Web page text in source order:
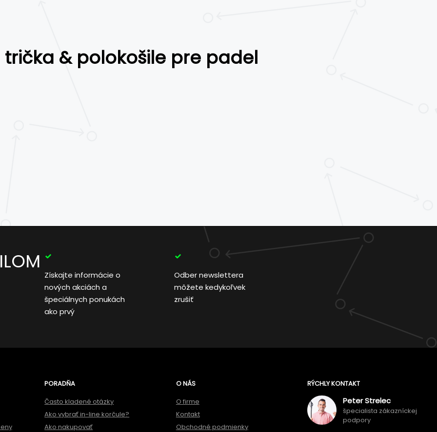
trička & polokošile pre padel
Získajte informácie o
nových akciách a
špeciálnych ponukách
ako prvý
Odber newslettera
môžete kedykoľvek
zrušiť
PORADŇA
Často kladené otázky
Ako vybrať in-line korčule?
Ako nakupovať
O NÁS
O firme
Kontakt
Obchodné podmienky
RÝCHLY KONTAKT
Peter Strelec
špecialista zákazníckej
podpory